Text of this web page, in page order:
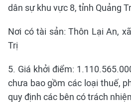
dân sự khu vực 8, tỉnh Quảng
Nơi có tài sản: Thôn Lại An,
Trị
5. Giá khởi điểm:
chưa bao gồm các loại thuế,
quy định các bên có trách